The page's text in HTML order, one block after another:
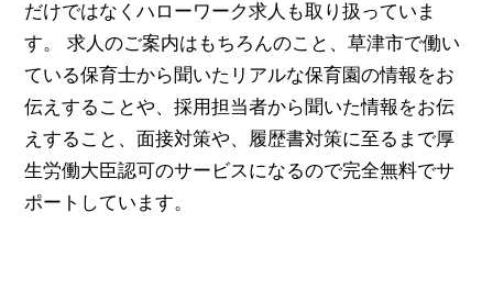
だけではなくハローワーク求人も取り扱っていま
す。 求人のご案内はもちろんのこと、草津市で働い
ている保育士から聞いたリアルな保育園の情報をお
伝えすることや、採用担当者から聞いた情報をお伝
えすること、面接対策や、履歴書対策に至るまで厚
生労働大臣認可のサービスになるので完全無料でサ
ポートしています。